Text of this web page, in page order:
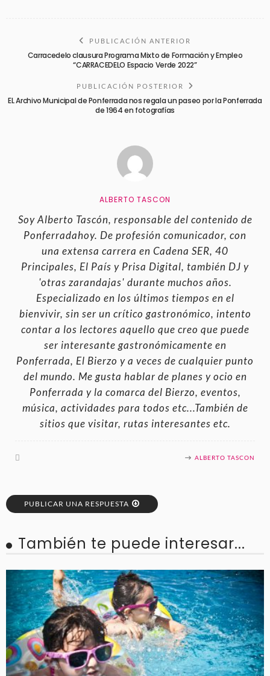
PUBLICACIÓN ANTERIOR
Carracedelo clausura Programa Mixto de Formación y Empleo
“CARRACEDELO Espacio Verde 2022”
PUBLICACIÓN POSTERIOR
EL Archivo Municipal de Ponferrada nos regala un paseo por la Ponferrada
de 1964 en fotografías
ALBERTO TASCON
Soy Alberto Tascón, responsable del contenido de
Ponferradahoy. De profesión comunicador, con
una extensa carrera en Cadena SER, 40
Principales, El País y Prisa Digital, también DJ y
'otras zarandajas' durante muchos años.
Especializado en los últimos tiempos en el
bienvivir, sin ser un crítico gastronómico, intento
contar a los lectores aquello que creo que puede
ser interesante gastronómicamente en
Ponferrada, El Bierzo y a veces de cualquier punto
del mundo. Me gusta hablar de planes y ocio en
Ponferrada y la comarca del Bierzo, eventos,
música, actividades para todos etc...También de
sitios que visitar, rutas interesantes etc.
ALBERTO TASCON
PUBLICAR UNA RESPUESTA
También te puede interesar...